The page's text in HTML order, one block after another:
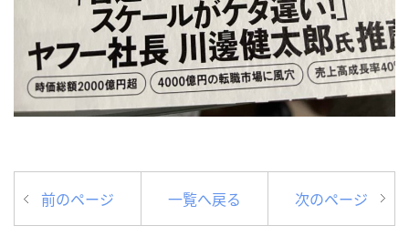
前のページ 一覧へ戻る 次のページ